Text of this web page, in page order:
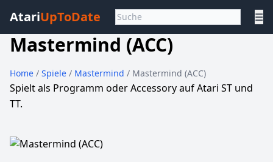
AtariUpToDate ☰
Mastermind (ACC)
Home / Spiele / Mastermind / Mastermind (ACC)
Spielt als Programm oder Accessory auf Atari ST und
TT.